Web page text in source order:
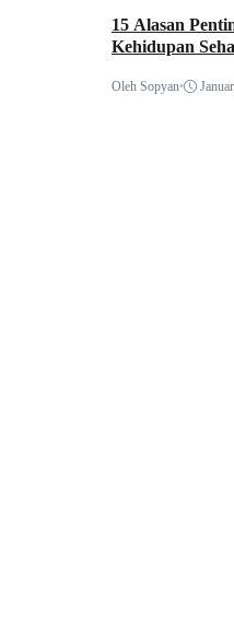
15 Alasan
Kehidupan
Oleh Sopyan•